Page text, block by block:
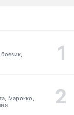
Марокко,